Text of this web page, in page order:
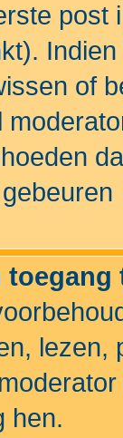
post
of
lezen,
hen.